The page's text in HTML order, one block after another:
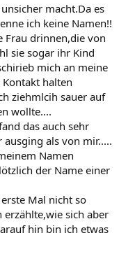
macht.Da es
ich keine Namen!!
Frau drinnen,die von
sie sogar ihr Kind
mich an meine
halten
ziehmlcih sauer auf
wollte....
das auch sehr
als von mir.....
Namen
der Name einer
Mal nicht so
sich aber
hin bin ich etwas